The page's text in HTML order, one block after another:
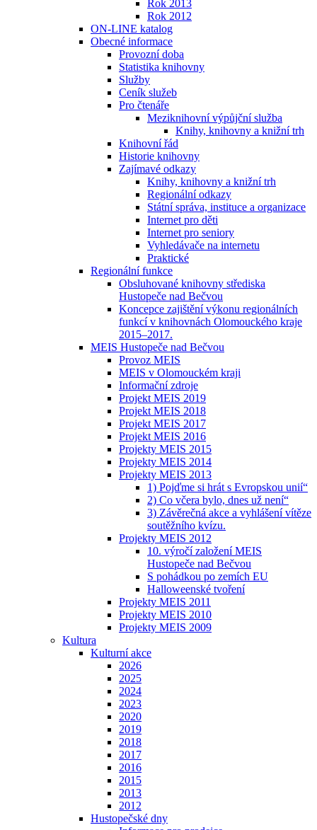
Rok 2013
Rok 2012
ON-LINE katalog
Obecné informace
Provozní doba
Statistika knihovny
Služby
Ceník služeb
Pro čtenáře
Meziknihovní výpůjční služba
Knihy, knihovny a knižní trh
Knihovní řád
Historie knihovny
Zajímavé odkazy
Knihy, knihovny a knižní trh
Regionální odkazy
Státní správa, instituce a organizace
Internet pro děti
Internet pro seniory
Vyhledávače na internetu
Praktické
Regionální funkce
Obsluhované knihovny střediska
Hustopeče nad Bečvou
Koncepce zajištění výkonu regionálních
funkcí v knihovnách Olomouckého kraje
2015–2017.
MEIS Hustopeče nad Bečvou
Provoz MEIS
MEIS v Olomouckém kraji
Informační zdroje
Projekt MEIS 2019
Projekt MEIS 2018
Projekt MEIS 2017
Projekt MEIS 2016
Projekty MEIS 2015
Projekty MEIS 2014
Projekty MEIS 2013
1) Pojďme si hrát s Evropskou unií“
2) Co včera bylo, dnes už není“
3) Závěrečná akce a vyhlášení vítěze
soutěžního kvízu.
Projekty MEIS 2012
10. výročí založení MEIS
Hustopeče nad Bečvou
S pohádkou po zemích EU
Halloweenské tvoření
Projekty MEIS 2011
Projekty MEIS 2010
Projekty MEIS 2009
Kultura
Kulturní akce
2026
2025
2024
2023
2020
2019
2018
2017
2016
2015
2013
2012
Hustopečské dny